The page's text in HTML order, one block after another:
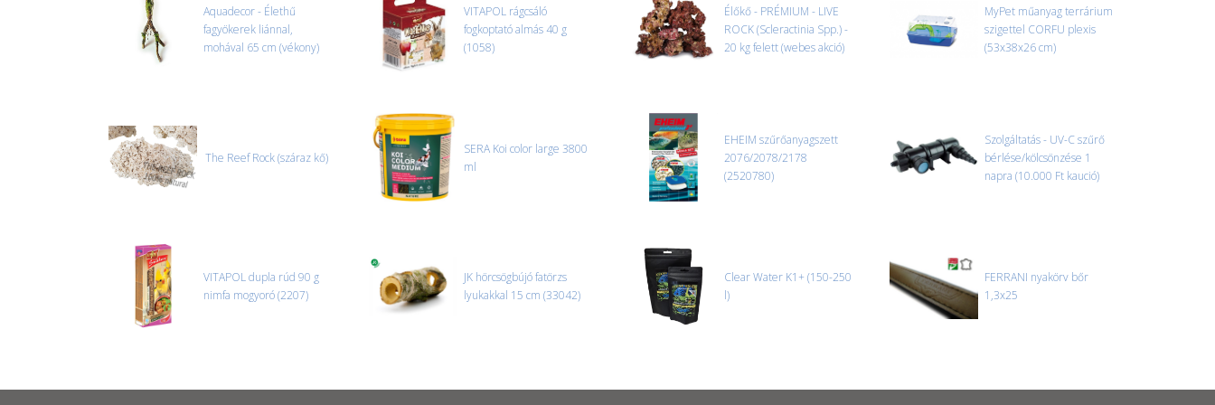
Aquadecor - Élethű
fagyökerek liánnal,
mohával 65 cm (vékony)
VITAPOL rágcsáló
fogkoptató almás 40 g
(1058)
Élőkő - PRÉMIUM - LIVE
ROCK (Scleractinia Spp.) -
20 kg felett (webes akció)
MyPet műanyag terrárium
szigettel CORFU plexis
(53x38x26 cm)
The Reef Rock (száraz kő)
SERA Koi color large 3800
ml
EHEIM szűrőanyagszett
2076/2078/2178
(2520780)
Szolgáltatás - UV-C szűrő
bérlése/kölcsönzése 1
napra (10.000 Ft kaució)
VITAPOL dupla rúd 90 g
nimfa mogyoró (2207)
JK hörcsögbújó fatörzs
lyukakkal 15 cm (33042)
Clear Water K1+ (150-250
l)
FERRANI nyakörv bőr
1,3x25